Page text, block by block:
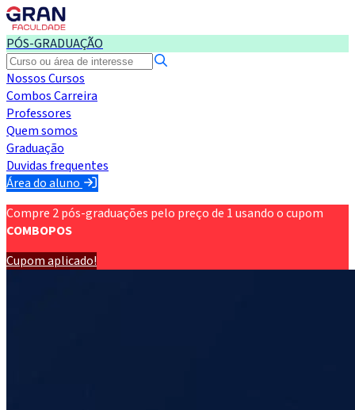
PÓS-GRADUAÇÃO
Nossos Cursos
Combos Carreira
Professores
Quem somos
Graduação
Duvidas frequentes
Área do aluno
Compre 2 pós-graduações pelo preço de 1 usando o cupom
COMBOPOS
Cupom aplicado!